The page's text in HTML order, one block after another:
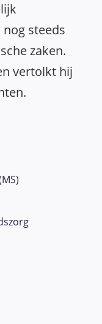
steeds
zaken.
vertolkt hij